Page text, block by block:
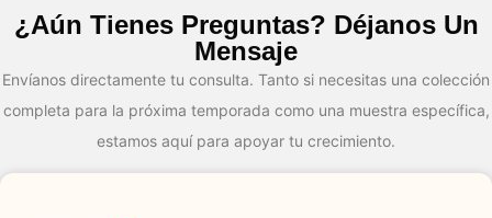
¿Aún Tienes Preguntas? Déjanos Un
Mensaje
Envíanos directamente tu consulta. Tanto si necesitas una colección
completa para la próxima temporada como una muestra específica,
estamos aquí para apoyar tu crecimiento.